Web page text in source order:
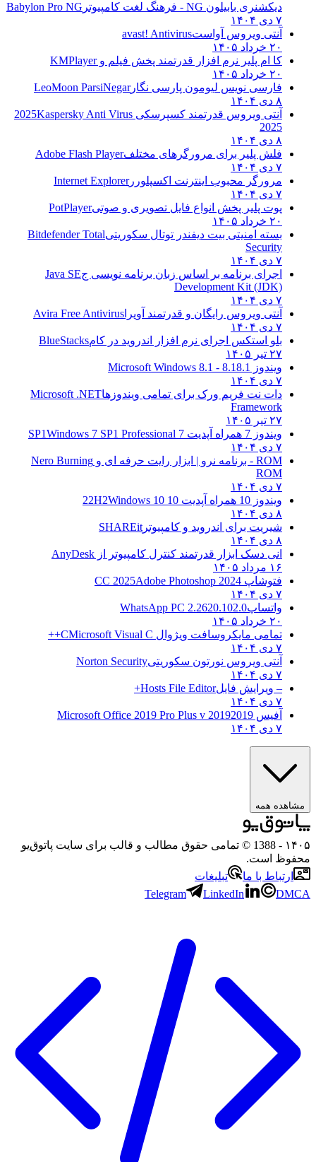
دیکشنری بابیلون NG - فرهنگ لغت کامپیوتر
Babylon Pro NG
۷ دی ۱۴۰۴
آنتی ویروس آواستavast! Antivirus
۲۰ خرداد ۱۴۰۵
کا ام پلیر نرم افزار قدرتمند پخش فیلم وKMPlayer
۲۰ خرداد ۱۴۰۵
فارسی نویس لیومون پارسی نگارLeoMoon ParsiNegar
۸ دی ۱۴۰۴
آنتی ویروس قدرتمند کسپرسکی 2025 Kaspersky Anti Virus
2025
۸ دی ۱۴۰۴
فلش پلیر برای مرورگرهای مختلفAdobe Flash Player
۷ دی ۱۴۰۴
مرورگر محبوب اینترنت اکسپلوررInternet Explorer
۷ دی ۱۴۰۴
پوت پلیر پخش انواع فایل تصویری و صوتیPotPlayer
۲۰ خرداد ۱۴۰۵
بسته امنیتی بیت دیفندر توتال سکوریتیBitdefender Total
Security
۷ دی ۱۴۰۴
اجرای برنامه بر اساس زبان برنامه نویسی جJava SE
Development Kit (JDK)
۷ دی ۱۴۰۴
آنتی ویروس رایگان و قدرتمند آویرا Avira Free Antivirus
۷ دی ۱۴۰۴
بلو استکس اجرای نرم افزار اندروید در کامBlueStacks
۲۷ تیر ۱۴۰۵
ویندوز 8.1
8.1 - Microsoft Windows 8.1
۷ دی ۱۴۰۴
دات نت فریم ورک برای تمامی ویندوزهاMicrosoft .NET
Framework
۲۷ تیر ۱۴۰۵
ویندوز 7 همراه آپدیت 7 SP1
Windows 7 SP1 Professional
۷ دی ۱۴۰۴
ROM - برنامه نرو | ابزار رایت حرفه ای و
Nero Burning
ROM
۷ دی ۱۴۰۴
ویندوز 10 همراه آپدیت 10 22H2
Windows 10
۸ دی ۱۴۰۴
شیریت برای اندروید و کامپیوتر SHAREit
۸ دی ۱۴۰۴
انی دسک ابزار قدرتمند کنترل کامپیوتر از AnyDesk
۱۶ مرداد ۱۴۰۵
فتوشاپ CC 2025 Adobe Photoshop 2024
۷ دی ۱۴۰۴
واتساپWhatsApp PC 2.2620.102.0
۲۰ خرداد ۱۴۰۵
تمامی مایکروسافت ویژوال C Microsoft Visual C++
۷ دی ۱۴۰۴
آنتی ویروس نورتون سکوریتیNorton Security
۷ دی ۱۴۰۴
– ویرایش فایلHosts File Editor+
۷ دی ۱۴۰۴
آفیس 2019 2019 Microsoft Office 2019 Pro Plus v
۷ دی ۱۴۰۴
مشاهده همه
۱۴۰۵
- 1388 © تمامی حقوق مطالب و قالب برای سایت پاتوق‌یو
محفوظ است.
ارتباط با ما
تبلیغات
Telegram
LinkedIn DMCA